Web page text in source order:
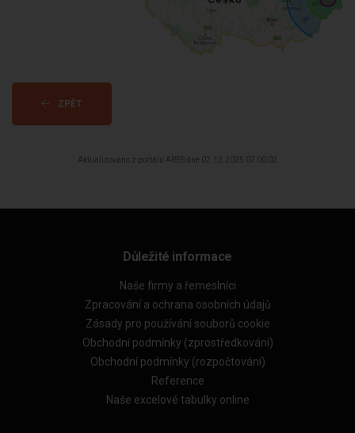
ZPĚT
Aktualizováno z portálu ARES dne 02.12.2025 07:00:02
Důležité informace
Naše firmy a řemeslníci
Zpracování a ochrana osobních údajů
Zásady pro používání souborů cookie
Obchodní podmínky (zprostředkování)
Obchodní podmínky (rozpočtování)
Reference
Naše excelové tabulky online